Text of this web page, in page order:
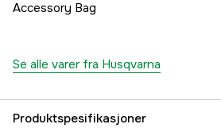
Accessory Bag
Se alle varer fra Husqvarna
Produktspesifikasjoner